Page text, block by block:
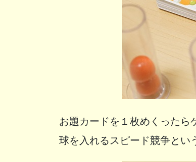
お題カードを１枚めくった
球を入れるスピード競争と